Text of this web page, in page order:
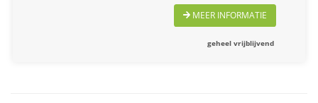
MEER INFORMATIE
geheel vrijblijvend